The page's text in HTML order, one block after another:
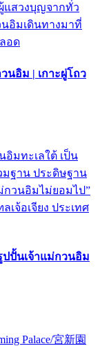
แสวงบุญจากทั่ว
อิมเดินทางมาที่
อด
นอิม | เกาะผู่โถว
มทะเลใต้ เป็น
มฐาน ประดิษฐาน
กวนอิมไม่ยอมไป”
จ้อเจียง ประเทศ
ปปั้นเจ้าแม่กวนอิม
Palace/宮新園